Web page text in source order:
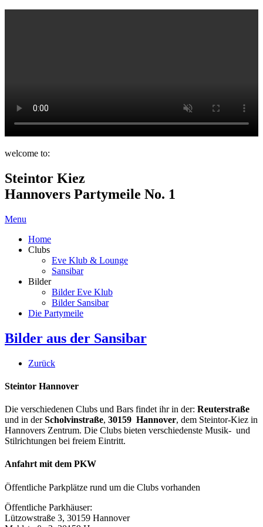
welcome to:
Steintor Kiez
Hannovers Partymeile No. 1
Menu
Home
Clubs
Eve Klub & Lounge
Sansibar
Bilder
Bilder Eve Klub
Bilder Sansibar
Die Partymeile
Bilder aus der Sansibar
Zurück
Steintor Hannover
Die verschiedenen Clubs und Bars findet ihr in der: Reuterstraße
und in derScholvinstraße, 30159 Hannover, dem Steintor-Kiez in
Hannovers Zentrum. Die Clubs bieten verschiedenste Musik- und
Stilrichtungen bei freiem Eintritt.
Anfahrt mit dem PKW
Öffentliche Parkplätze rund um die Clubs vorhanden
Öffentliche Parkhäuser:
Lützowstraße 3, 30159 Hannover